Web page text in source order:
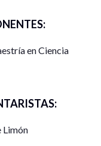
en Ciencia
Limón